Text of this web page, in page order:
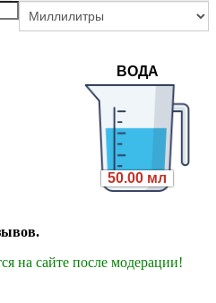
ВОДА
50.00 мл
на сайте после модерации!